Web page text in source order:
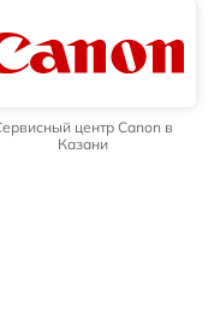
центр Canon в
Казани